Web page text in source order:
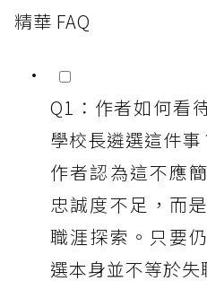
精華 FAQ
Q1：作者如何看
學校長遴選這件事
作者認為這不應
忠誠度不足，而
職涯探索。只要
選本身並不等於失